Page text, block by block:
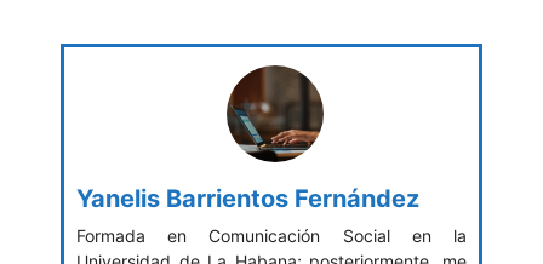
Yanelis Barrientos Fernández
Formada en Comunicación Social en la